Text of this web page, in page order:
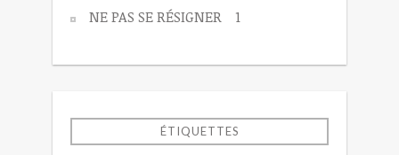
NE PAS SE RÉSIGNER
1
ÉTIQUETTES